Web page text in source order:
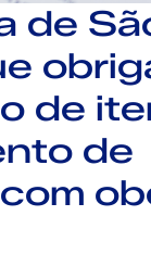
de
de
de